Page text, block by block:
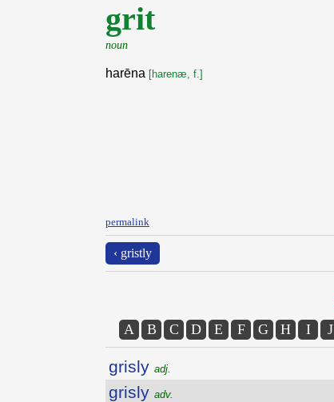
grit
noun
harēna [harenæ, f.]
permalink
‹ gristly
A B C D E F G H I J
grisly adj.
grisly adv.